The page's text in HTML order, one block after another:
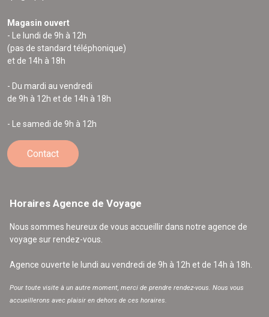
Magasin ouvert
- Le lundi de 9h à 12h
(pas de standard téléphonique)
et de 14h à 18h
- Du mardi au vendredi
de 9h à 12h et de 14h à 18h
- Le samedi de 9h à 12h
Contact
Horaires Agence de Voyage
Nous sommes heureux de vous accueillir dans notre agence de
voyage sur rendez-vous.
Agence ouverte le lundi au vendredi de 9h à 12h et de 14h à 18h.
Pour toute visite à un autre moment, merci de prendre rendez-vous. Nous vous
accueillerons avec plaisir en dehors de ces horaires.